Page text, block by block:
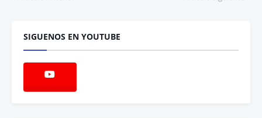
SIGUENOS EN YOUTUBE